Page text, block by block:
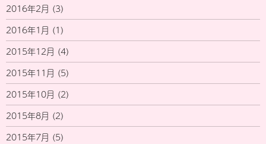
2016年2月 (3)
2016年1月 (1)
2015年12月 (4)
2015年11月 (5)
2015年10月 (2)
2015年8月 (2)
2015年7月 (5)